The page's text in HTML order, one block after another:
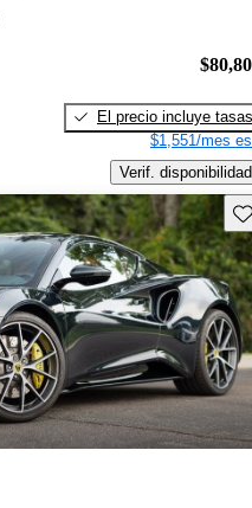
El precio incluye tasas
$1,551/mes
Verif. disponibilidad